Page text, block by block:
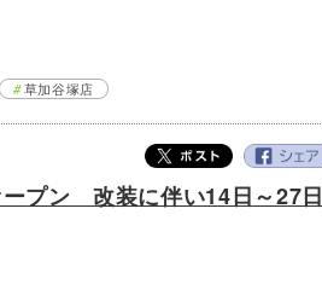
草加谷塚店
プン 改装に伴い14日～27日